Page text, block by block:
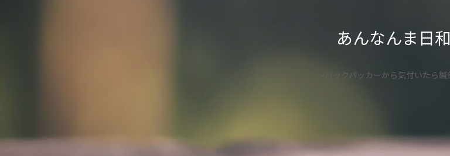
あんなんま日和
〜バックパッカーから気付いたら鍼